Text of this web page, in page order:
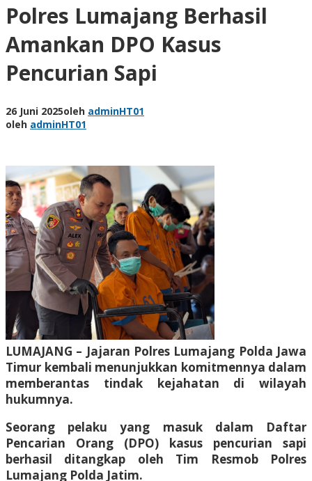
Polres Lumajang Berhasil
Amankan DPO Kasus
Pencurian Sapi
26 Juni 2025oleh adminHT01
oleh adminHT01
LUMAJANG – Jajaran Polres Lumajang Polda Jawa
Timur kembali menunjukkan komitmennya dalam
memberantas tindak kejahatan di wilayah
hukumnya.
Seorang pelaku yang masuk dalam Daftar
Pencarian Orang (DPO) kasus pencurian sapi
berhasil ditangkap oleh Tim Resmob Polres
Lumajang Polda Jatim.